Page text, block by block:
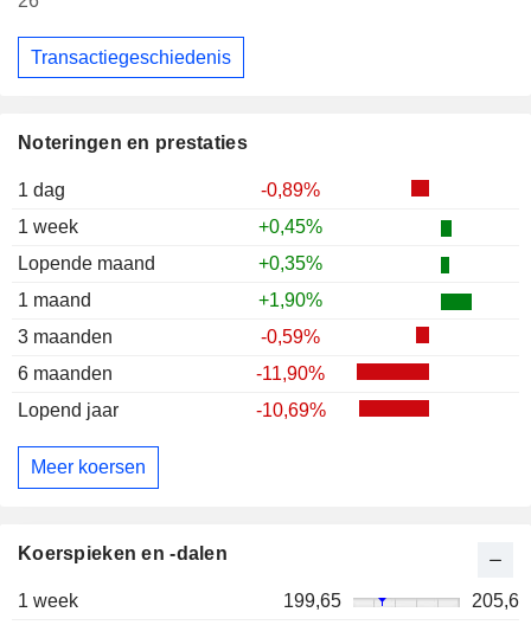
Noteringen en prestaties
1 dag
-0,89%
1 week
+0,45%
Lopende maand
+0,35%
1 maand
+1,90%
3 maanden
-0,59%
6 maanden
-11,90%
Lopend jaar
-10,69%
Meer koersen
Koerspieken en -dalen
1 week 199,65
205,6
Transactiegeschiedenis